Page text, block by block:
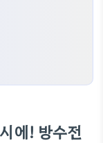
에! 방수전